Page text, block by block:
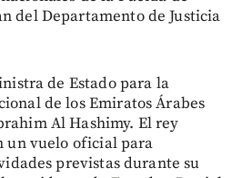
del Departamento de Justicia
de Estado para la
de los Emiratos Árabes
Al Hashimy. El rey
un vuelo oficial para
previstas durante su